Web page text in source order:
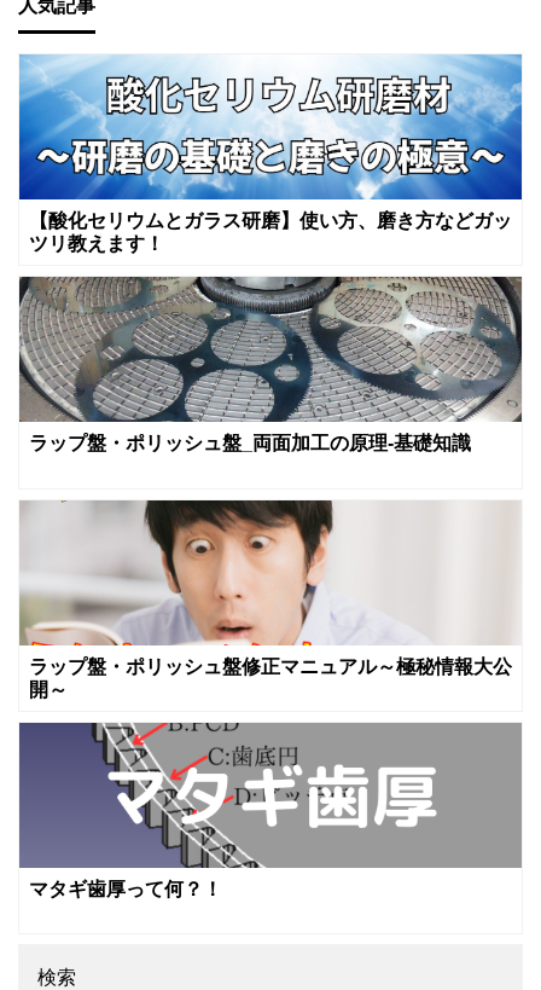
人気記事
【酸化セリウムとガラス研磨】使い方、磨き方などガッ
ツリ教えます！
ラップ盤・ポリッシュ盤_両面加工の原理-基礎知識
ラップ盤・ポリッシュ盤修正マニュアル～極秘情報大公
開～
マタギ歯厚って何？！
検索